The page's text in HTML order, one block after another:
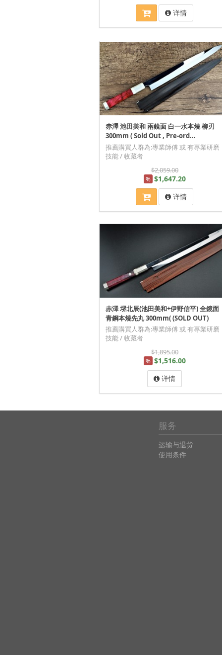
详情
赤澤 池田美和 兩鏡面 白一水本燒 柳刃
300mm ( Sold Out , Pre-ord...
推薦購買人群為:專業師傅 或 有專業研磨
技能 / 收藏者
$2,059.00
% $1,647.20
详情
赤澤 堺北辰(池田美和+伊野信平) 全鏡面
青鋼本燒先丸 300mm( (SOLD OUT)
推薦購買人群為:專業師傅 或 有專業研磨
技能 / 收藏者
$1,895.00
% $1,516.00
详情
服务
运输与退货
使用条件